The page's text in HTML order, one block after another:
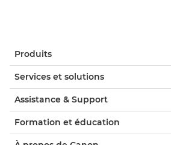
boîte
de
dialogue.
Produits
Services et solutions
Assistance & Support
Formation et éducation